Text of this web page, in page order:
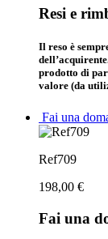
Resi e
Il reso è
prodotto di
valore (da
Fai una
Ref709
198,00 €
Fai una